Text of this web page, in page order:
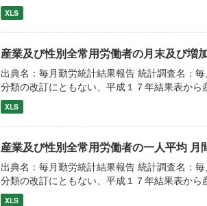
XLS
産業及び性別全常用労働者の月末及び増
出典名：毎月勤労統計結果報告 統計調査名：
分類の改訂にともない、平成１７年結果表から
XLS
産業及び性別全常用労働者の一人平均 月
出典名：毎月勤労統計結果報告 統計調査名：
分類の改訂にともない、平成１７年結果表から
XLS